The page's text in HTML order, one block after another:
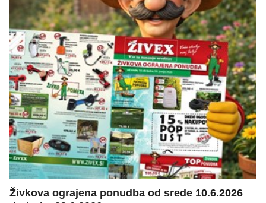
Živkova ograjena ponudba od srede 10.6.2026